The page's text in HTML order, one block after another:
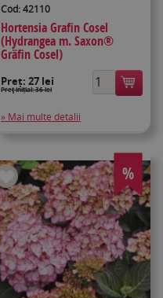
Cod: 42110
Hortensia Grafin Cosel
(Hydrangea m. Saxon®
Gräfin Cosel)
Preț:27 lei
Preţ inițial: 36 lei
» Mai multe detalii
%